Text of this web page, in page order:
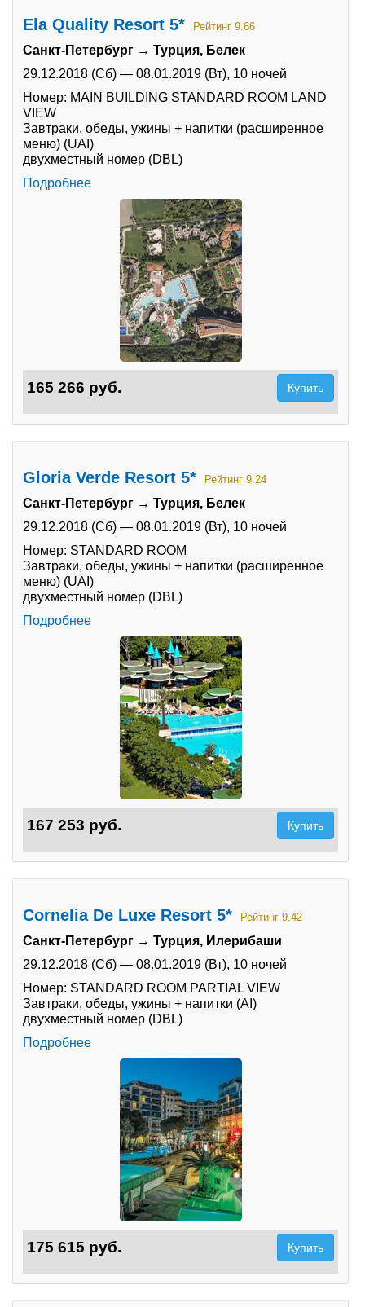
Ela Quality Resort 5* Рейтинг 9.66
Санкт-Петербург → Турция, Белек
29.12.2018 (Сб) — 08.01.2019 (Вт), 10 ночей
Номер: MAIN BUILDING STANDARD ROOM LAND
VIEW
Завтраки, обеды, ужины + напитки (расширенное
меню) (UAI)
двухместный номер (DBL)
Подробнее
165 266 руб. Купить
Gloria Verde Resort 5* Рейтинг 9.24
Санкт-Петербург → Турция, Белек
29.12.2018 (Сб) — 08.01.2019 (Вт), 10 ночей
Номер: STANDARD ROOM
Завтраки, обеды, ужины + напитки (расширенное
меню) (UAI)
двухместный номер (DBL)
Подробнее
167 253 руб. Купить
Cornelia De Luxe Resort 5* Рейтинг 9.42
Санкт-Петербург → Турция, Илерибаши
29.12.2018 (Сб) — 08.01.2019 (Вт), 10 ночей
Номер: STANDARD ROOM PARTIAL VIEW
Завтраки, обеды, ужины + напитки (AI)
двухместный номер (DBL)
Подробнее
175 615 руб. Купить